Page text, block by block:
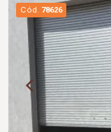
Cód. 78626